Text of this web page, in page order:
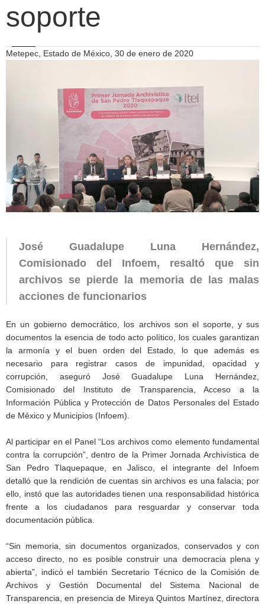
soporte
Metepec, Estado de México, 30 de enero de 2020
José Guadalupe Luna Hernández,
Comisionado del Infoem, resaltó que sin
archivos se pierde la memoria de las malas
acciones de funcionarios
En un gobierno democrático, los archivos son el soporte, y sus
documentos la esencia de todo acto político, los cuales garantizan
la armonía y el buen orden del Estado, lo que además es
necesario para registrar casos de impunidad, opacidad y
corrupción, aseguró José Guadalupe Luna Hernández,
Comisionado del Instituto de Transparencia, Acceso a la
Información Pública y Protección de Datos Personales del Estado
de México y Municipios (Infoem).
Al participar en el Panel “Los archivos como elemento fundamental
contra la corrupción”, dentro de la Primer Jornada Archivística de
San Pedro Tlaquepaque, en Jalisco, el integrante del Infoem
detalló que la rendición de cuentas sin archivos es una falacia; por
ello, instó que las autoridades tienen una responsabilidad histórica
frente a los ciudadanos para resguardar y conservar toda
documentación pública.
“Sin memoria, sin documentos organizados, conservados y con
acceso directo, no es posible construir una democracia plena y
abierta”, indicó el también Secretario Técnico de la Comisión de
Archivos y Gestión Documental del Sistema Nacional de
Transparencia, en presencia de Mireya Quintos Martínez, directora